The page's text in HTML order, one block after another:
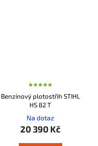
Benzínový plotostřih STIHL
HS 82 T
Na dotaz
20 390 Kč